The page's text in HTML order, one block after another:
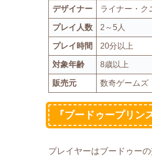
デザイナー ライナー・ク
プレイ人数 2～5人
プレイ時間 20分以上
対象年齢 8歳以上
販売元 数奇ゲームズ
『ブードゥープリン
プレイヤーはブードゥー